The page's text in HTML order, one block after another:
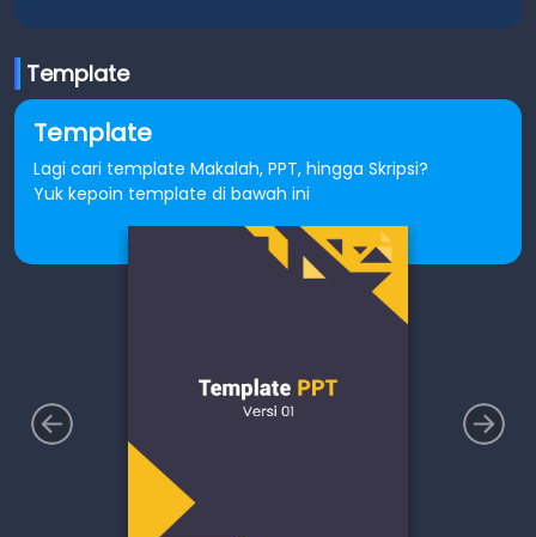
Template
Template
Lagi cari template Makalah, PPT, hingga Skripsi?
Yuk kepoin template di bawah ini